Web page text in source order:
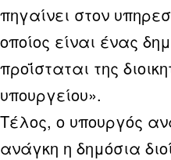
πηγαίνει στον
οποίος είναι ένας
προΐσταται της
υπουργείου».
Τέλος, ο υπουργός
ανάγκη η δημόσια